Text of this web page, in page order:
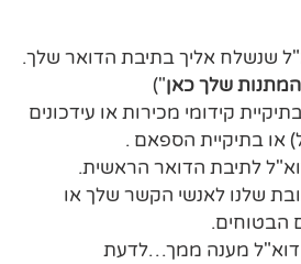
שנשלח אליך בתיבת הדואר שלך.
המתנות שלך כאן")
קידומי מכירות או עידכונים
או בתיקיית הספאם .
לתיבת הדואר הראשית.
שלנו לאנשי הקשר שלך או
הבטוחים.
דוא"ל מענה ממך…לדעת